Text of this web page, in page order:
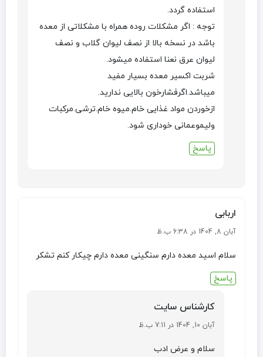
استفاده گردد.
توجه : اگر مشکلات روده همراه با مشکلاتی از معده
باشد در نسخه بالا از نصف لیوان گلاب و نصف
لیوان عرق نعنا استفاده میشود.
شربت اکسیر معده بسیار مفید
میباشد.اگرفشارخون بالایی ندارید.
ازخوردن مواد غذایی خام.میوه خام.ترشی.مرکبات
ولیموعمانی خوداری شود.
پاسخ
اربابی
آبان 8, 1404 در 6:38 ب.ظ
سلام اسید معده دارم سنگینی معده دارم چیکار کنم تشکر
پاسخ
کارشناس سایت
آبان 10, 1404 در 7:11 ب.ظ
سلام و عرض ادب